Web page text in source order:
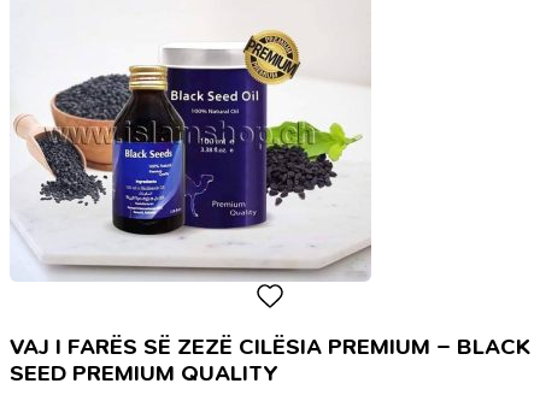
VAJ I FARËS SË ZEZË CILËSIA PREMIUM – BLACK
SEED PREMIUM QUALITY